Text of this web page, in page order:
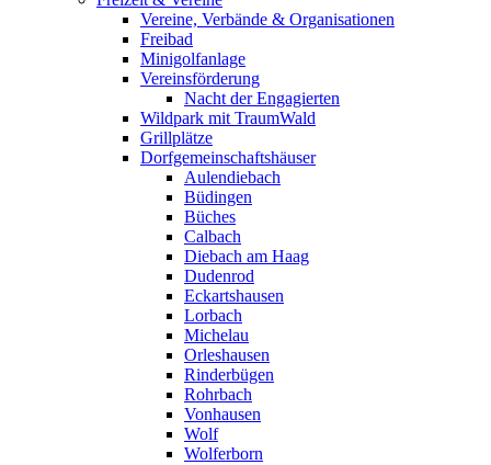
Vereine, Verbände & Organisationen
Freibad
Minigolfanlage
Vereinsförderung
Nacht der Engagierten
Wildpark mit TraumWald
Grillplätze
Dorfgemeinschaftshäuser
Aulendiebach
Büdingen
Büches
Calbach
Diebach am Haag
Dudenrod
Eckartshausen
Lorbach
Michelau
Orleshausen
Rinderbügen
Rohrbach
Vonhausen
Wolf
Wolferborn